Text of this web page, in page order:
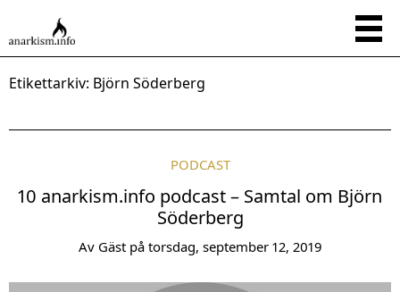
Etikettarkiv: Björn Söderberg
PODCAST
10 anarkism.info podcast – Samtal om Björn
Söderberg
Av Gäst på torsdag, september 12, 2019